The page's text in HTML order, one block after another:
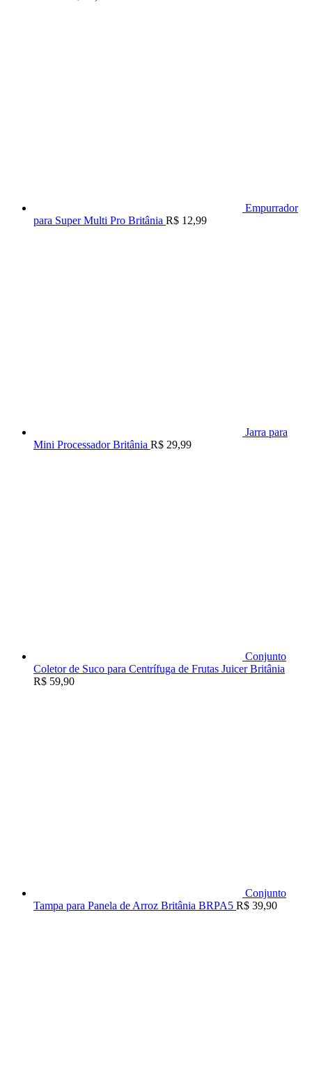
Empurrador
para Super Multi Pro Britânia R$ 12,99
Jarra para
Mini Processador Britânia R$ 29,99
Conjunto
Coletor de Suco para Centrífuga de Frutas Juicer Britânia
R$ 59,90
Conjunto
Tampa para Panela de Arroz Britânia BRPA5 R$ 39,90